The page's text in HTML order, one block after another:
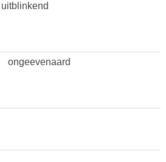
uitblinkend
ongeevenaard